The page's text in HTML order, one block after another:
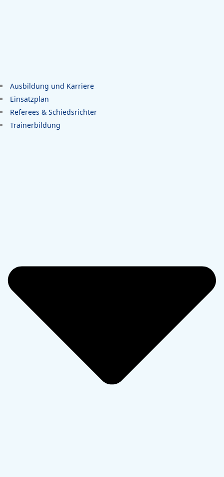
Ausbildung und Karriere
Einsatzplan
Referees & Schiedsrichter
Trainerbildung